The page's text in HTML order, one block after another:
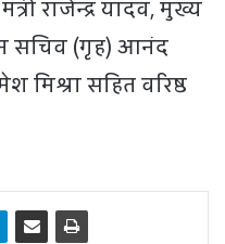
राजेन्द्र यादव, मुख्य
सचिव (गृह) आनंद
सहित वरिष्ठ